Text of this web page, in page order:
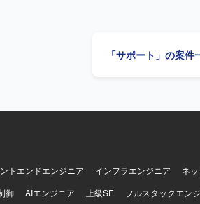
携経験を積むこと
「サポート」の案件
トエンドエンジニア インフラエンジニア ネ
御 AIエンジニア 上級SE フルスタックエン